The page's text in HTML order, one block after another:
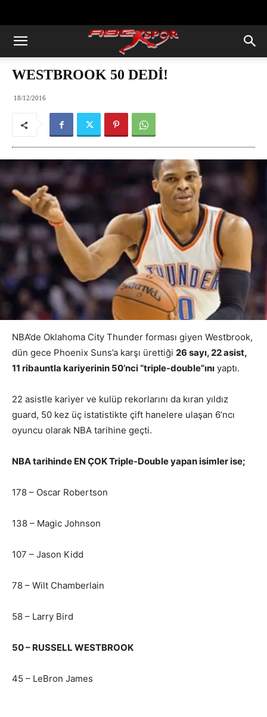
WESTBROOK 50 DEDİ!
18/12/2016
NBA’de Oklahoma City Thunder forması giyen Westbrook,
dün gece Phoenix Suns’a karşı ürettiği 26 sayı, 22 asist,
11 ribauntla kariyerinin 50’nci “triple-double”ını yaptı.
22 asistle kariyer ve kulüp rekorlarını da kıran yıldız
guard, 50 kez üç istatistikte çift hanelere ulaşan 6’ncı
oyuncu olarak NBA tarihine geçti.
NBA tarihinde EN ÇOK Triple-Double yapan isimler ise;
178 – Oscar Robertson
138 – Magic Johnson
107 – Jason Kidd
78 – Wilt Chamberlain
58 – Larry Bird
50 – RUSSELL WESTBROOK
45 – LeBron James